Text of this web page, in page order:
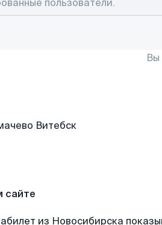
Вы
сайте
из Новосибирска